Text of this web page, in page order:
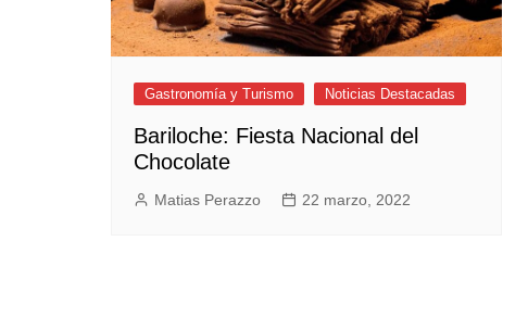
Gastronomía y Turismo Noticias Destacadas
Bariloche: Fiesta Nacional del
Chocolate
Matias Perazzo 22 marzo, 2022